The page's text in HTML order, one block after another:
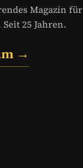
Magazin für
25 Jahren.
→